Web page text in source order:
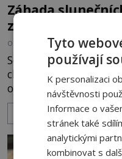
Záhada
západu slunce
OD KAROLÍNA TRNKOVÁ
Se záhadnou nemocí
chlapci z Pákistánu.
obráceném
jsou závislí na slunečním svitu. Po
jsou až do dalšího
tento neobvyklý stav? Lékaři
nich jinak než jako o
ZOBRAZIT VÍCE
Tyto
používají
K personalizaci
návštěvnosti
Informace o
stránek také
analytickými
kombinovat s